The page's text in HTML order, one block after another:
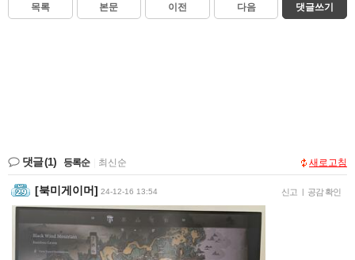
목록 본문 이전 다음 댓글쓰기
댓글(1) 등록순 최신순 새로고침
[북미게이머] 24-12-16 13:54 신고 | 공감 확인